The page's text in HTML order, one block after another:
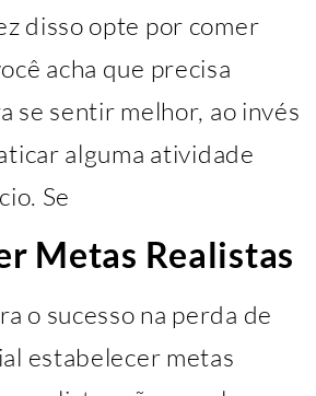
disso opte por comer
acha que precisa
se sentir melhor, ao invés
alguma atividade
Se
Metas Realistas
o sucesso na perda de
estabelecer metas